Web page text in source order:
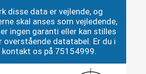
disse data er vejlende, og
skal anses som vejledende,
ingen garanti eller kan stilles
overstående datatabel. Er du i
kontakt os på 75154999.